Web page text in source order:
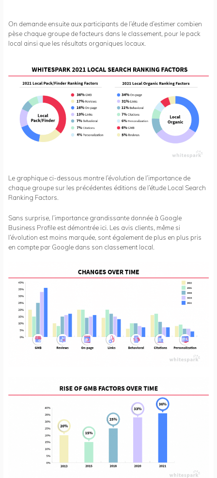
On demande ensuite aux participants de l’étude d’estimer combien
pèse chaque groupe de facteurs dans le classement, pour le pack
local ainsi que les résultats organiques locaux.
Le graphique ci-dessous montre l’évolution de l’importance de
chaque groupe sur les précédentes éditions de l’étude Local Search
Ranking Factors.
Sans surprise, l’importance grandissante donnée à Google
Business Profile est démontrée ici. Les avis clients, même si
l’évolution est moins marquée, sont également de plus en plus pris
en compte par Google dans son classement local.